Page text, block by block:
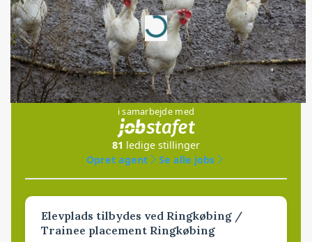
Annonce
Loading...
Jobs
i samarbejde med
81 ledige stillinger
Opret agent
Se alle jobs
Elevplads tilbydes ved Ringkøbing /
Trainee placement Ringkøbing